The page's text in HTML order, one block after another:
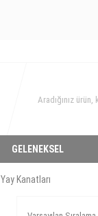
GELENEKSEL
Yay Kanatları